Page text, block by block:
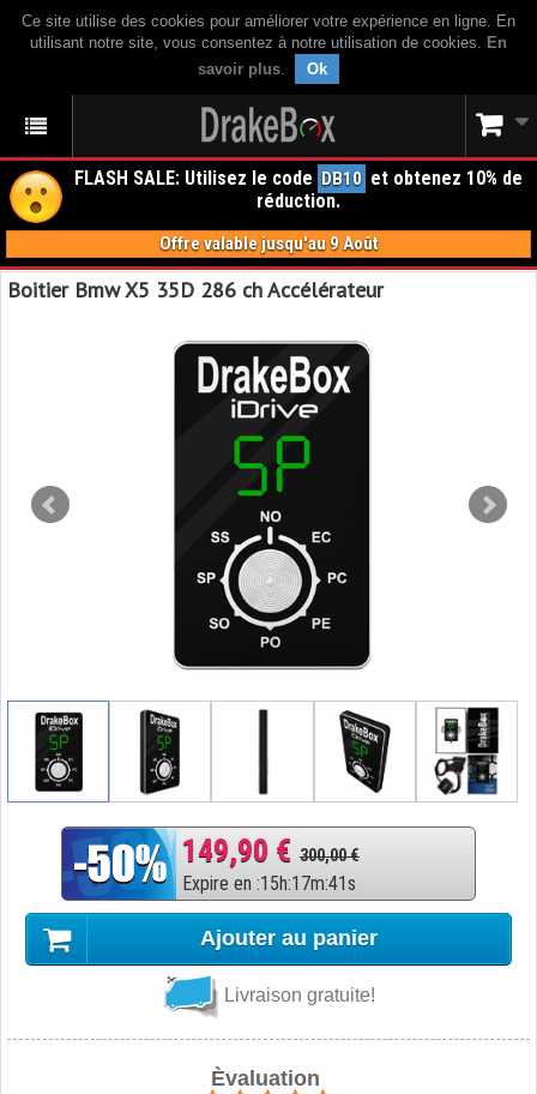
Ce site utilise des cookies pour améliorer votre expérience en ligne. En
utilisant notre site, vous consentez à notre utilisation de cookies. En
savoir plus. Ok
FLASH SALE: Utilisez le code DB10 et obtenez 10% de
réduction.
Offre valable jusqu'au 9 Août
Boitier Bmw X5 35D 286 ch Accélérateur
149,90 € 300,00 €
Expire en :15h:17m:40s
Ajouter au panier
Livraison gratuite!
Èvaluation